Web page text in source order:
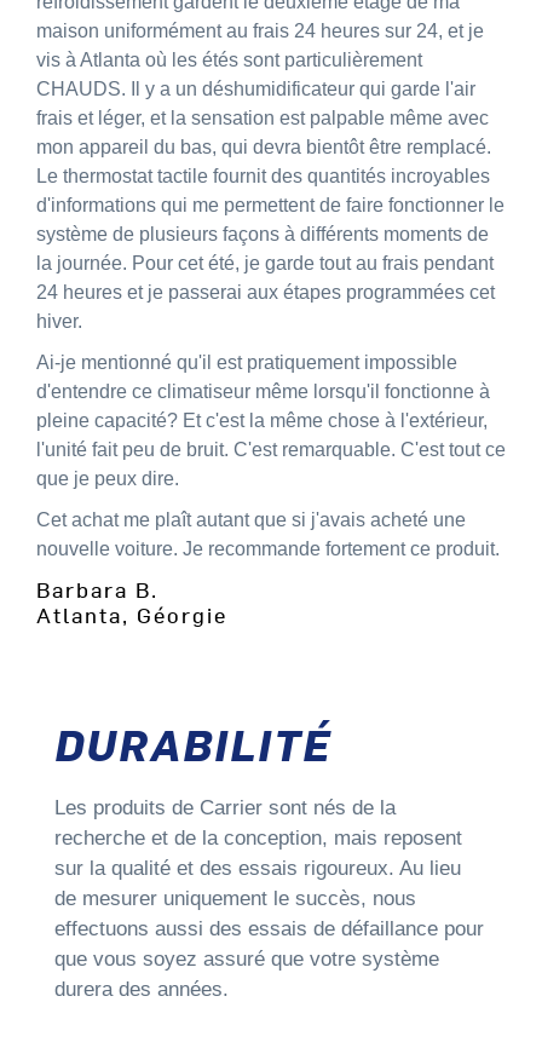
maison uniformément au frais 24 heures sur 24, et je
vis à Atlanta où les étés sont particulièrement
CHAUDS. Il y a un déshumidificateur qui garde l'air
frais et léger, et la sensation est palpable même avec
mon appareil du bas, qui devra bientôt être remplacé.
Le thermostat tactile fournit des quantités incroyables
d'informations qui me permettent de faire fonctionner le
système de plusieurs façons à différents moments de
la journée. Pour cet été, je garde tout au frais pendant
24 heures et je passerai aux étapes programmées cet
hiver.
Ai-je mentionné qu'il est pratiquement impossible
d'entendre ce climatiseur même lorsqu'il fonctionne à
pleine capacité? Et c'est la même chose à l'extérieur,
l'unité fait peu de bruit. C'est remarquable. C'est tout ce
que je peux dire.
Cet achat me plaît autant que si j'avais acheté une
nouvelle voiture. Je recommande fortement ce produit.
Barbara B.
Atlanta, Géorgie
DURABILITÉ
Les produits de Carrier sont nés de la
recherche et de la conception, mais reposent
sur la qualité et des essais rigoureux. Au lieu
de mesurer uniquement le succès, nous
effectuons aussi des essais de défaillance pour
que vous soyez assuré que votre système
durera des années.